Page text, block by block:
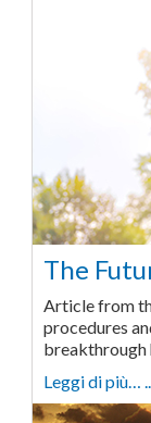
The
Article from
procedures
breakthrough
Leggi di più… ...